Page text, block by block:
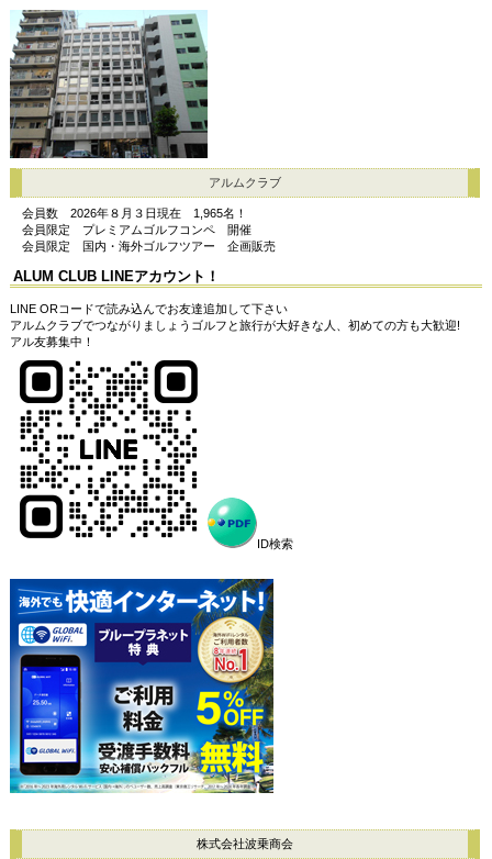
アルムクラブ
会員数 2026年８月３日現在 1,965名！
会員限定 プレミアムゴルフコンペ 開催
会員限定 国内・海外ゴルフツアー 企画販売
ALUM CLUB LINEアカウント！
LINE ORコードで読み込んでお友達追加して下さい
アルムクラブでつながりましょうゴルフと旅行が大好きな人、初めての方も大歓迎!
アル友募集中！
ID検索
株式会社波乗商会